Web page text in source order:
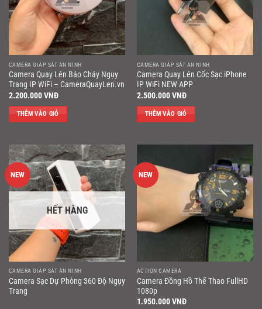
CAMERA GIÁP SÁT AN NINH
Camera Quay Lén Báo Cháy Ngụy
Trang IP WiFi – CameraQuayLen.vn
2.200.000VNĐ
THÊM VÀO GIỎ
CAMERA GIÁP SÁT AN NINH
Camera Quay Lén Cốc Sạc iPhone
IP WiFi NEW APP
2.500.000VNĐ
THÊM VÀO GIỎ
NEW
HẾT HÀNG
CAMERA GIÁP SÁT AN NINH
Camera Sạc Dự Phòng 360 Độ Ngụy
Trang
NEW
ACTION CAMERA
Camera Đồng Hồ Thể Thao FullHD
1080p
1.950.000VNĐ